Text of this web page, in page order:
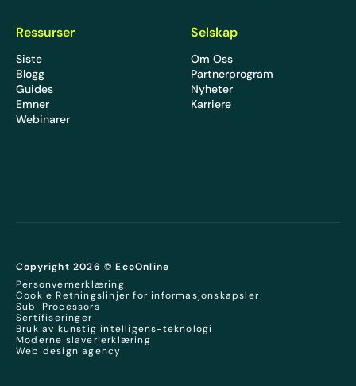
Ressurser
Siste
Blogg
Guides
Emner
Webinarer
Selskap
Om Oss
Partnerprogram
Nyheter
Karriere
Copyright 2026 © EcoOnline
Personvernerklæring
Cookie Retningslinjer for informasjonskapsler
Sub-Processors
Sertifiseringer
Bruk av kunstig intelligens-teknologi
Moderne slaverierklæring
Web design agency